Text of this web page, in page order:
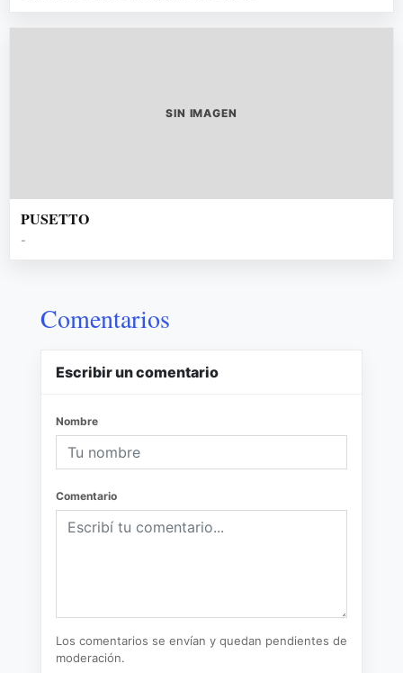
SIN IMAGEN
PUSETTO
-
Comentarios
Escribir un comentario
Nombre
Comentario
Los comentarios se envían y quedan pendientes de
moderación.